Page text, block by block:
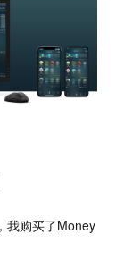
我购买了Money